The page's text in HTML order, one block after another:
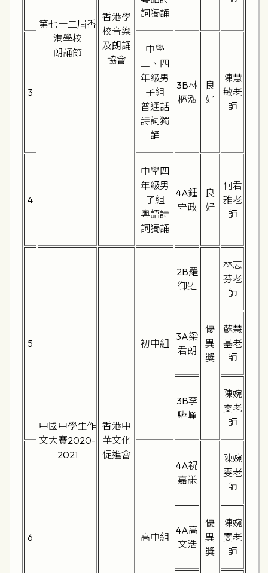
第七十二屆香
港學校
朗誦節
香港學
校音樂
及朗誦
協會
詞獨誦
3
中學
三、四
年級男
子組
普通話
詩詞獨
誦
3B林
樞泓
良
好
陳慧
敏老
師
4
中學四
年級男
子組
粵語詩
詞獨誦
4A鍾
守政
良
好
何君
雅老
師
5
中國中學生作
文大賽2020-
2021
香港中
華文化
促進會
初中組
2B羅
御甡
優
異
獎
林志
芬老
師
3A梁
君朗
蘇慧
基老
師
3B李
驊峰
陳婉
雯老
師
6 高中組
4A祝
嘉謙
優
異
獎
陳婉
雯老
師
4A高
文浩
陳婉
雯老
師